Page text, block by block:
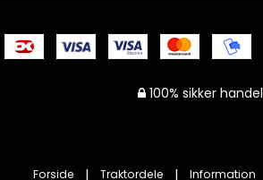
100% sikker handel
Forside Traktordele Information